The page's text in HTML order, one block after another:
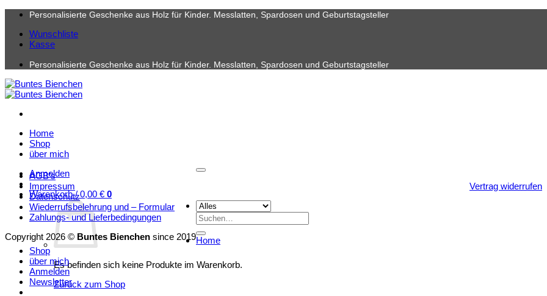
Zum
springen
Personalisierte Geschenke aus Holz für Kinder. Messlatten, Spardosen und Geburtstagsteller
Wunschliste
Kasse
Personalisierte Geschenke aus Holz für Kinder. Messlatten, Spardosen und Geburtstagsteller
Home
Shop
über mich
Anmelden
Warenkorb /0,00 € 0
Es befinden sich keine Produkte im Warenkorb.
Zurück zum Shop
AGB’s
Impressum
Datenschutz
Wiederrufsbelehrung und – Formular
Zahlungs- und Lieferbedingungen
Copyright 2026 © Buntes Bienchen since 2019
Vertrag widerrufen
Suchen
nach:
Home
Shop
über mich
Anmelden
Newsletter